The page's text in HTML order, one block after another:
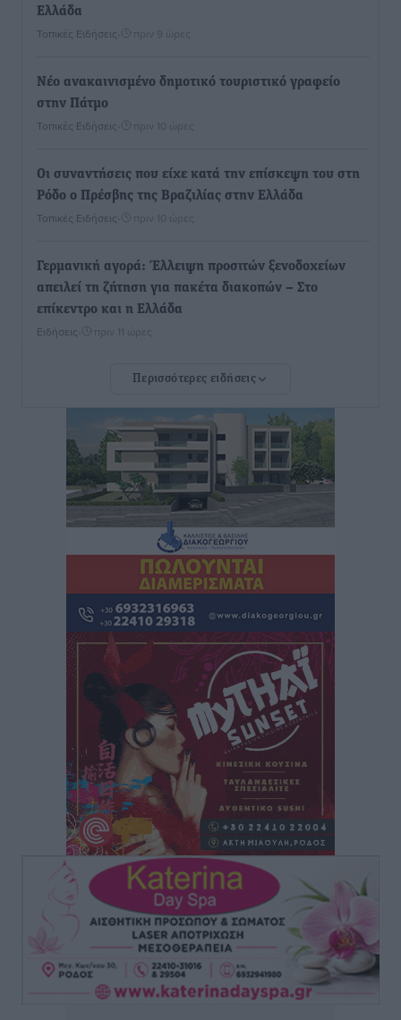
Ελλάδα
Τοπικές Ειδήσεις πριν 9 ώρες
Νέο ανακαινισμένο δημοτικό τουριστικό γραφείο
στην Πάτμο
Τοπικές Ειδήσεις πριν 10 ώρες
Οι συναντήσεις που είχε κατά την επίσκεψη του στη
Ρόδο ο Πρέσβης της Βραζιλίας στην Ελλάδα
Τοπικές Ειδήσεις πριν 10 ώρες
Γερμανική αγορά: Έλλειψη προσιτών ξενοδοχείων
απειλεί τη ζήτηση για πακέτα διακοπών – Στο
επίκεντρο και η Ελλάδα
Ειδήσεις πριν 11 ώρες
Νέο ξενοδοχείο στη Ρόδο για την H Hotels –
Τοπικές Ειδήσεις• πριν 11 ώρες
Αυτοκίνητο μπήκε παράνομα σε μονόδρομο στο
Μαστιχάρι – Αναποδογύρισε όχημα με μητέρα και
Τοπικές Ειδήσεις• πριν 11 ώρες
“Η Ευρώπη αντιμετώπιζε το προσφυγικό σαν ταινία
τρόμου” – Η συγκλονιστική μαρτυρία της Χαρούλας
Γιασιράνη στον RV για τα γεγονότα που οδήγησαν στο
Σύμφωνο της Λέρου
Τοπικές Ειδήσεις • πριν 11 ώρες
Συναυλία με τον Γιάννη Κότσιρα στις 21 Αυγούστου
Πολιτιστικά• πριν 11 ώρες
Έκτακτη συνεδρίαση της Δημοτικής Επιτροπής Ρόδου
αύριο Παρασκευή 7 Αυγούστου
Τοπικές Ειδήσεις• πριν 11 ώρες
ΑΕΡΑ: Δεν σταματάει να ενισχύεται, νέο απόκτημα ο
Μητρόπουλος
Αθλητικά πριν 11 ώρες
Κλεάνθης: Δουλειές μετά ευχαριστιών στο γήπεδο,
Περισσότερες ειδήσεις